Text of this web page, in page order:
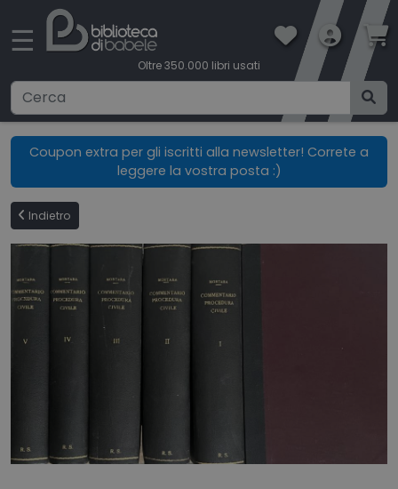
☰
Oltre 350.000 libri usati
Ricerca avanzata
CONDIZIONI DI VENDITA
BOOKLOVERS CARD
BLOG
Coupon extra per gli iscritti alla newsletter! Correte a
leggere la vostra posta :)
Indietro